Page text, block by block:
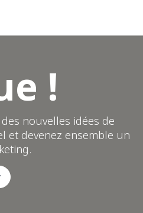
!
nouvelles idées de
et devenez ensemble un